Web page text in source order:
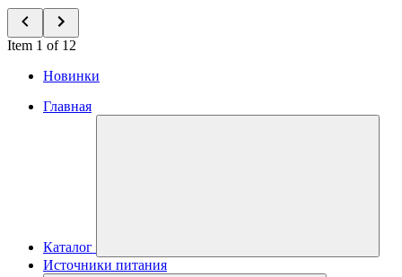
Item 1 of 12
Новинки
Главная
Каталог
Источники питания